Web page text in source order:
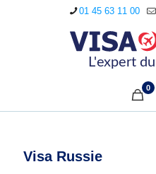
01 45 63 11 00
0
Visa Russie